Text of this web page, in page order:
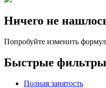
Ничего не
Попробуйте изменить
Быстрые фильтры
Полная занятость